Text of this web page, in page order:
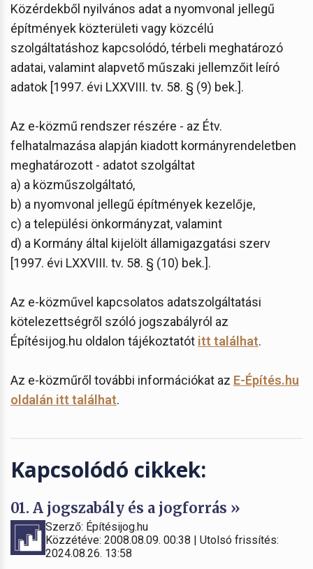
Közérdekből nyilvános adat a nyomvonal jellegű
építmények közterületi vagy közcélú
szolgáltatáshoz kapcsolódó, térbeli meghatározó
adatai, valamint alapvető műszaki jellemzőit leíró
adatok [1997. évi LXXVIII. tv. 58. § (9) bek.].
Az e-közmű rendszer részére - az Étv.
felhatalmazása alapján kiadott kormányrendeletben
meghatározott - adatot szolgáltat
a) a közműszolgáltató,
b) a nyomvonal jellegű építmények kezelője,
c) a települési önkormányzat, valamint
d) a Kormány által kijelölt államigazgatási szerv
[1997. évi LXXVIII. tv. 58. § (10) bek.].
Az e-közművel kapcsolatos adatszolgáltatási
kötelezettségről szóló jogszabályról az
Építésijog.hu oldalon tájékoztatót itt találhat.
Az e-közműről további információkat az E-Építés.hu
oldalán itt találhat.
Kapcsolódó cikkek:
01. A jogszabály és a jogforrás »
Szerző: Építésijog.hu
Közzétéve: 2008.08.09. 00:38 | Utolsó frissítés:
2024.08.26. 13:58